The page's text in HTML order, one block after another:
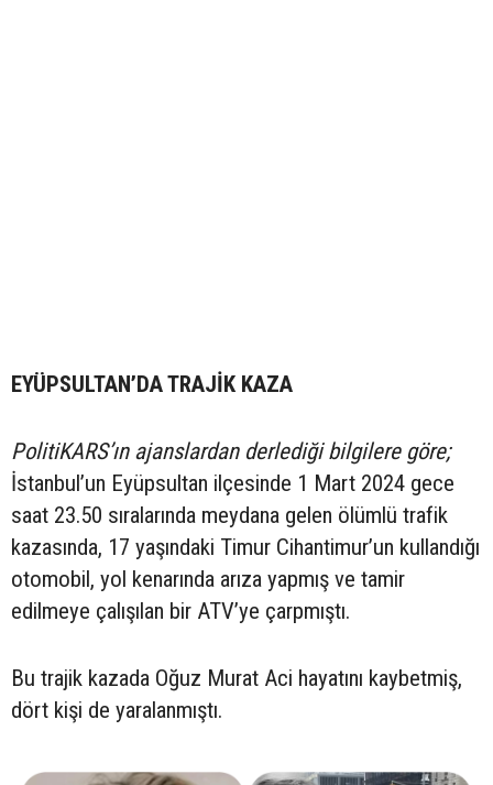
EYÜPSULTAN’DA TRAJİK KAZA
PolitiKARS’ın ajanslardan derlediği bilgilere göre;
İstanbul’un Eyüpsultan ilçesinde 1 Mart 2024 gece
saat 23.50 sıralarında meydana gelen ölümlü trafik
kazasında, 17 yaşındaki Timur Cihantimur’un kullandığı
otomobil, yol kenarında arıza yapmış ve tamir
edilmeye çalışılan bir ATV’ye çarpmıştı.
Bu trajik kazada Oğuz Murat Aci hayatını kaybetmiş,
dört kişi de yaralanmıştı.